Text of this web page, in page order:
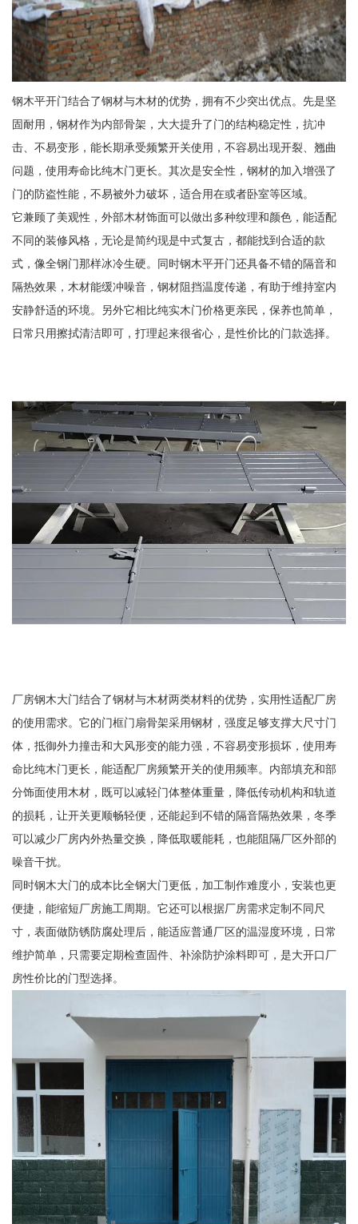
钢木平开门结合了钢材与木材的优势，拥有不少突出优点。先是坚
固耐用，钢材作为内部骨架，大大提升了门的结构稳定性，抗冲
击、不易变形，能长期承受频繁开关使用，不容易出现开裂、翘曲
问题，使用寿命比纯木门更长。其次是安全性，钢材的加入增强了
门的防盗性能，不易被外力破坏，适合用在或者卧室等区域。
它兼顾了美观性，外部木材饰面可以做出多种纹理和颜色，能适配
不同的装修风格，无论是简约现是中式复古，都能找到合适的款
式，像全钢门那样冰冷生硬。同时钢木平开门还具备不错的隔音和
隔热效果，木材能缓冲噪音，钢材阻挡温度传递，有助于维持室内
安静舒适的环境。另外它相比纯实木门价格更亲民，保养也简单，
日常只用擦拭清洁即可，打理起来很省心，是性价比的门款选择。
厂房钢木大门结合了钢材与木材两类材料的优势，实用性适配厂房
的使用需求。它的门框门扇骨架采用钢材，强度足够支撑大尺寸门
体，抵御外力撞击和大风形变的能力强，不容易变形损坏，使用寿
命比纯木门更长，能适配厂房频繁开关的使用频率。内部填充和部
分饰面使用木材，既可以减轻门体整体重量，降低传动机构和轨道
的损耗，让开关更顺畅轻便，还能起到不错的隔音隔热效果，冬季
可以减少厂房内外热量交换，降低取暖能耗，也能阻隔厂区外部的
噪音干扰。
同时钢木大门的成本比全钢大门更低，加工制作难度小，安装也更
便捷，能缩短厂房施工周期。它还可以根据厂房需求定制不同尺
寸，表面做防锈防腐处理后，能适应普通厂区的温湿度环境，日常
维护简单，只需要定期检查固件、补涂防护涂料即可，是大开口厂
房性价比的门型选择。